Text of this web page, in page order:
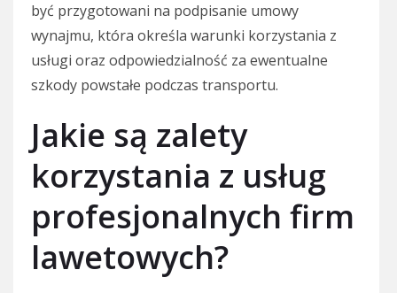
być przygotowani na podpisanie umowy
wynajmu, która określa warunki korzystania z
usługi oraz odpowiedzialność za ewentualne
szkody powstałe podczas transportu.
Jakie są zalety
korzystania z usług
profesjonalnych firm
lawetowych?